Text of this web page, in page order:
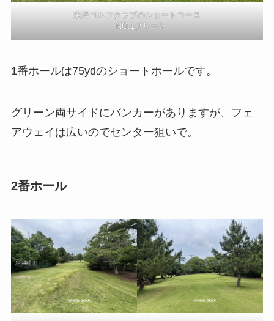
東洋ゴルフクラブのショートコース
NO.1グリーン
1番ホールは75ydのショートホールです。
グリーン両サイドにバンカーがありますが、フェ
アウェイは広いのでセンター狙いで。
2番ホール